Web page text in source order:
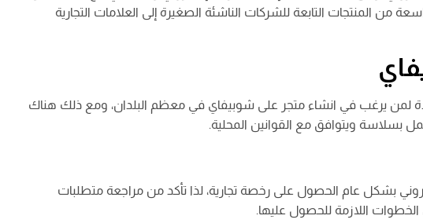
المنتجات التابعة للشركات الناشئة الصغيرة إلى العلامات التجارية
لمن يرغب في انشاء متجر على شوبيفاي في معظم البلدان، ومع ذلك هناك
بسلاسة ويتوافق مع القوانين المحلية.
بشكل عام الحصول على رخصة تجارية، لذا تأكد من مراجعة متطلبات
اللازمة للحصول عليها.